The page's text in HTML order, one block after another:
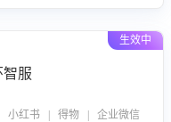
生效中
智服
红书 | 得物 | 企业微信